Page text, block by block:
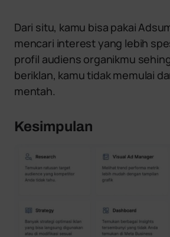
Dari situ, kamu bisa pakai
mencari interest yang lebih
profil audiens organikmu
beriklan, kamu tidak memulai
mentah.
Kesimpulan